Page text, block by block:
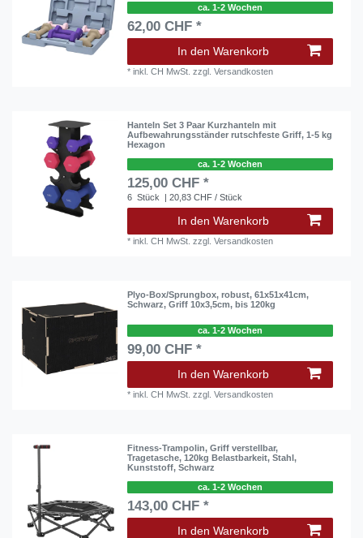
ca. 1-2 Wochen
62,00 CHF *
In den Warenkorb
*inkl. CH MwSt. zzgl.Versandkosten
Hanteln Set 3 Paar Kurzhanteln mit
Aufbewahrungsständer rutschfeste Griff, 1-5 kg
Hexagon
ca. 1-2 Wochen
125,00 CHF *
6 Stück | 20,83 CHF / Stück
In den Warenkorb
*inkl. CH MwSt. zzgl.Versandkosten
Plyo-Box/Sprungbox, robust, 61x51x41cm,
Schwarz, Griff 10x3,5cm, bis 120kg
ca. 1-2 Wochen
99,00 CHF *
In den Warenkorb
*inkl. CH MwSt. zzgl.Versandkosten
Fitness-Trampolin, Griff verstellbar,
Tragetasche, 120kg Belastbarkeit, Stahl,
Kunststoff, Schwarz
ca. 1-2 Wochen
143,00 CHF *
In den Warenkorb